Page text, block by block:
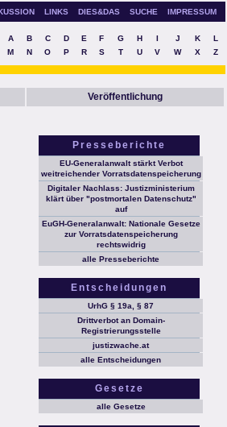
LINKS DIES&DAS SUCHE IMPRESSUM
A B C D E F G H I J K
L
M
N O P R S T U V W X Z
Veröffentlichung
Presseberichte
EU-Generalanwalt stärkt Verbot
weitreichender Vorratsdatenspeicherung
Digitaler Nachlass: Justizministerium
klärt über "postmortalen Datenschutz"
auf
EuGH-Generalanwalt: Nationale Gesetze
zur Vorratsdatenspeicherung
rechtswidrig
alle Presseberichte
Entscheidungen
UrhG § 19a, § 87
Drittverbot an Domain-
Registrierungsstelle
justizwache.at
alle Entscheidungen
Gesetze
alle Gesetze